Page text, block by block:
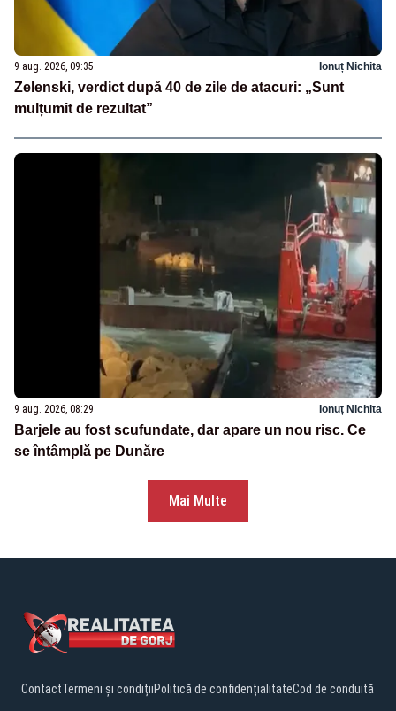
9 aug. 2026, 09:35 Ionuț Nichita
Zelenski, verdict după 40 de zile de atacuri: „Sunt
mulțumit de rezultat”
9 aug. 2026, 08:29 Ionuț Nichita
Barjele au fost scufundate, dar apare un nou risc. Ce
se întâmplă pe Dunăre
Mai Multe
ContactTermeni și condițiiPolitică de confidențialitateCod de conduită